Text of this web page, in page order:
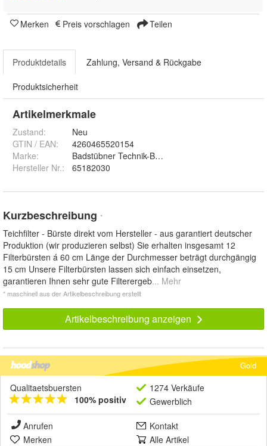
Merken Preis vorschlagen Teilen
Produktdetails Zahlung, Versand & Rückgabe
Produktsicherheit
Artikelmerkmale
Zustand:
Neu
GTIN / EAN:
4260465520154
Marke:
Badstübner Technik-Bürsten
Hersteller Nr.:
65182030
Kurzbeschreibung *
Teichfilter - Bürste direkt vom Hersteller - aus garantiert deutscher
Produktion (wir produzieren selbst) Sie erhalten insgesamt 12
Filterbürsten á 60 cm Länge der Durchmesser beträgt durchgängig
15 cm Unsere Filterbürsten lassen sich einfach einsetzen,
garantieren Ihnen sehr gute Filterergeb... Mehr
* maschinell aus der Artikelbeschreibung erstellt
Artikelbeschreibung anzeigen
Gold
Qualitaetsbuersten
100% positiv
1274 Verkäufe
Gewerblich
Anrufen
Kontakt
Merken
Alle Artikel